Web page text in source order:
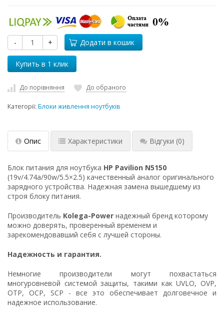
- + Додати в кошик
До порівняння До обраного
Категорії: Блоки живлення ноутбуків
Опис Характеристики Відгуки (0)
Блок питания для ноутбука HP Pavilion N5150
(19v/4.74a/90w/5.5×2.5) качественный аналог оригинального
зарядного устройства. Надежная замена вышедшему из
строя блоку питания.
Производитель Kolega-Power надежный бренд которому
можно доверять, проверенный временем и
зарекомендовавший себя с лучшей стороны.
Надежность и гарантия.
Немногие производители могут похвастаться
многуровневой системой защиты, такими как UVLO, OVP,
OTP, OCP, SCP - все это обеспечивает долговечное и
надежное использование.